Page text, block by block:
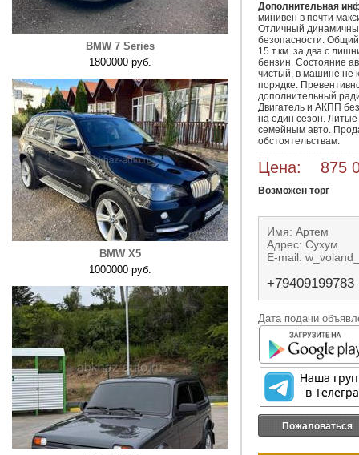
BMW 7 Series
1800000 руб.
BMW X5
1000000 руб.
Дополнительная
минивен в почти
Отличный
безопасности.
15 т.км. за два с
бензин. Состояние
чистый, в машине не
порядке.
дополнительный
Двигатель и АКПП
на один сезон.
семейным авто.
обстоятельствам.
Цена: 875
Возможен торг
Имя: Артем
Адрес: Сухум
E-mail:
+79409199783
Дата подачи
Пожаловаться